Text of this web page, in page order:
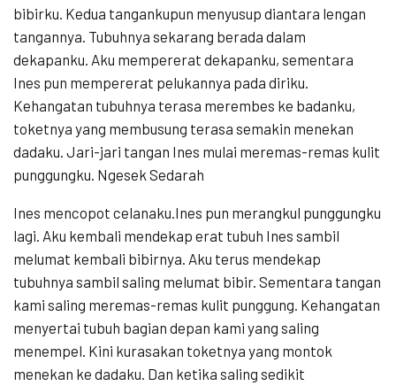
bibirku. Kedua tangankupun menyusup diantara lengan
tangannya. Tubuhnya sekarang berada dalam
dekapanku. Aku mempererat dekapanku, sementara
Ines pun mempererat pelukannya pada diriku.
Kehangatan tubuhnya terasa merembes ke badanku,
toketnya yang membusung terasa semakin menekan
dadaku. Jari-jari tangan Ines mulai meremas-remas kulit
punggungku. Ngesek Sedarah
Ines mencopot celanaku.Ines pun merangkul punggungku
lagi. Aku kembali mendekap erat tubuh Ines sambil
melumat kembali bibirnya. Aku terus mendekap
tubuhnya sambil saling melumat bibir. Sementara tangan
kami saling meremas-remas kulit punggung. Kehangatan
menyertai tubuh bagian depan kami yang saling
menempel. Kini kurasakan toketnya yang montok
menekan ke dadaku. Dan ketika saling sedikit